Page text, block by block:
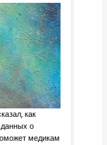
как
о
медикам